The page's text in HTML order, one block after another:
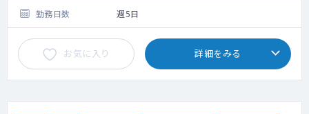
勤務日数 週5日
お気に入り 詳細をみる